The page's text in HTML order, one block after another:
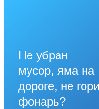
Не убран
мусор, яма на
дороге, не
фонарь?